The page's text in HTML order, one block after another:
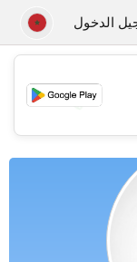
الدخول
💖